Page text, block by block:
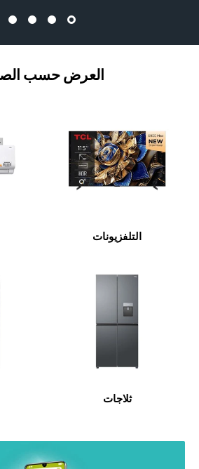
العرض حسب
التلفزيونات
ثلاجات